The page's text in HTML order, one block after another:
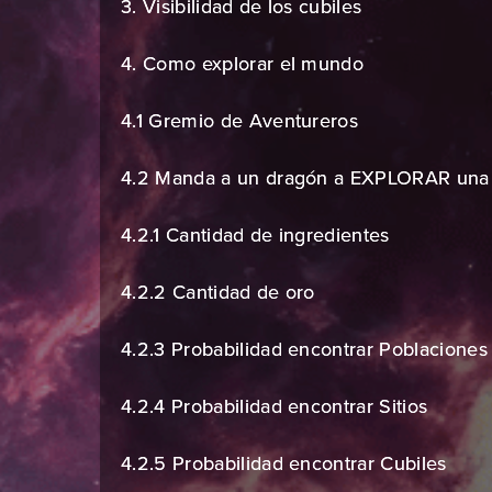
3. Visibilidad de los cubiles
4. Como explorar el mundo
4.1 Gremio de Aventureros
4.2 Manda a un dragón a EXPLORAR
4.2.1 Cantidad de ingredientes
4.2.2 Cantidad de oro
4.2.3 Probabilidad encontrar Poblaciones
4.2.4 Probabilidad encontrar Sitios
4.2.5 Probabilidad encontrar Cubiles